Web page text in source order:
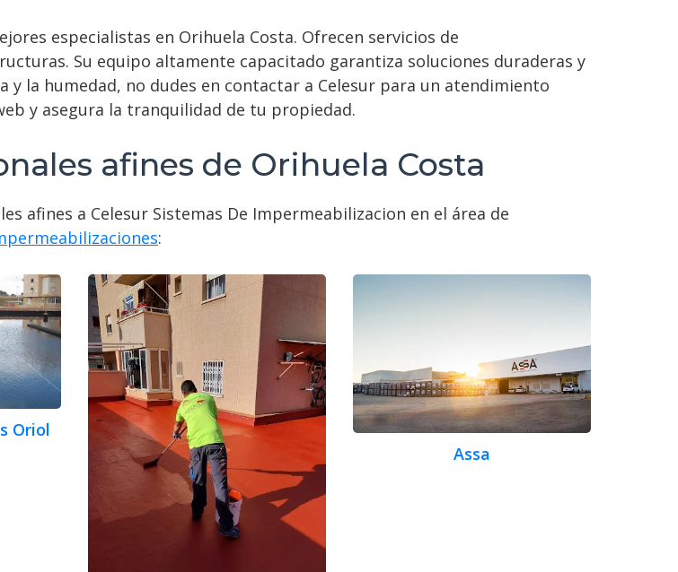
especialistas en Orihuela Costa. Ofrecen servicios de
Su equipo altamente capacitado garantiza soluciones duraderas y
la humedad, no dudes en contactar a Celesur para un atendimiento
y asegura la tranquilidad de tu propiedad.
afines de Orihuela Costa
afines a Celesur Sistemas De Impermeabilizacion en el área de
:
Oriol
Assa